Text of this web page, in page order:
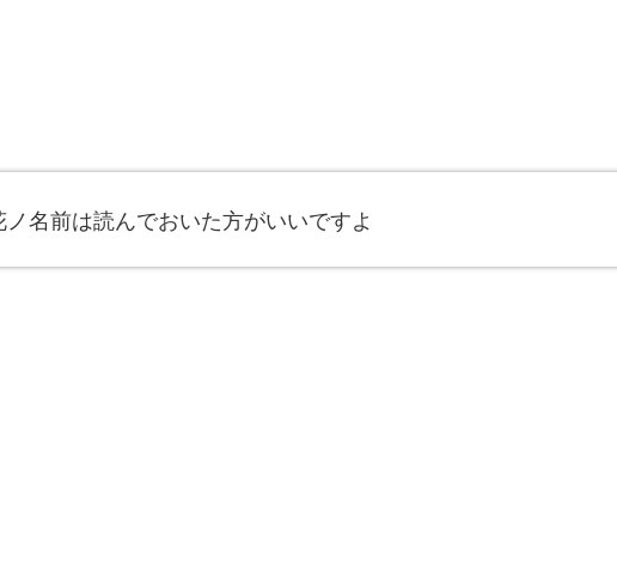
名前は読んでおいた方がいいですよ